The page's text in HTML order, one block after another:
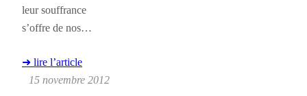
leur souffrance
s’offre de nos…
➜ lire l’article
15 novembre 2012